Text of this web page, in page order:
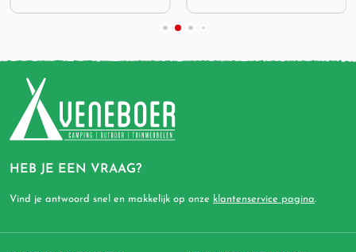
HEB JE EEN VRAAG?
Vind je antwoord snel en makkelijk op onze klantenservice pagina.